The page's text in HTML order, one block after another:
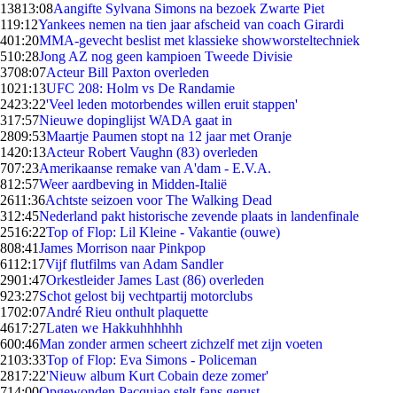
13813:08Aangifte Sylvana Simons na bezoek Zwarte Piet
119:12Yankees nemen na tien jaar afscheid van coach Girardi
401:20MMA-gevecht beslist met klassieke showworsteltechniek
510:28Jong AZ nog geen kampioen Tweede Divisie
3708:07Acteur Bill Paxton overleden
1021:13UFC 208: Holm vs De Randamie
2423:22'Veel leden motorbendes willen eruit stappen'
317:57Nieuwe dopinglijst WADA gaat in
2809:53Maartje Paumen stopt na 12 jaar met Oranje
1420:13Acteur Robert Vaughn (83) overleden
707:23Amerikaanse remake van A'dam - E.V.A.
812:57Weer aardbeving in Midden-Italië
2611:36Achtste seizoen voor The Walking Dead
312:45Nederland pakt historische zevende plaats in landenfinale
2516:22Top of Flop: Lil Kleine - Vakantie (ouwe)
808:41James Morrison naar Pinkpop
6112:17Vijf flutfilms van Adam Sandler
2901:47Orkestleider James Last (86) overleden
923:27Schot gelost bij vechtpartij motorclubs
1702:07André Rieu onthult plaquette
4617:27Laten we Hakkuhhhhhh
600:46Man zonder armen scheert zichzelf met zijn voeten
2103:33Top of Flop: Eva Simons - Policeman
2817:22'Nieuw album Kurt Cobain deze zomer'